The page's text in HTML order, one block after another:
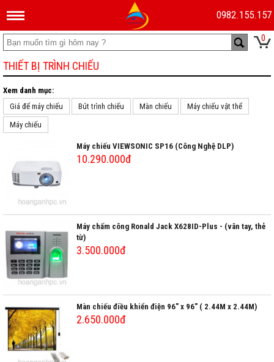
0982.155.157
0
THIẾT BỊ TRÌNH CHIẾU
Xem danh mục:
Giá để máy chiếu
Bút trình chiếu Màn chiếu
Máy chiếu vật thể
Máy chiếu
Máy chiếu VIEWSONIC SP16 (Công Nghệ DLP)
10.290.000đ
Máy chấm công Ronald Jack X628ID-Plus - (vân tay, thẻ
từ)
3.500.000đ
Màn chiếu điều khiển điện 96" x 96" ( 2.44M x 2.44M)
2.650.000đ